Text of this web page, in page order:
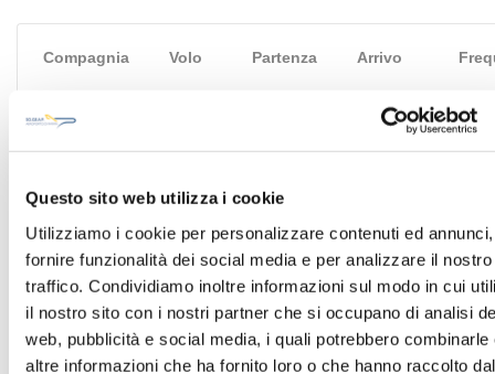
Questo sito web utilizza i cookie
Utilizziamo i cookie per personalizzare contenuti ed
fornire funzionalità dei social media e per analizzare il nostro
traffico. Condividiamo inoltre informazioni sul modo in cui
il nostro sito con i nostri partner che si occupano di analisi
web, pubblicità e social media, i quali potrebbero combinarle
altre informazioni che ha fornito loro o che hanno raccolto
Compagnia Volo Partenza Arrivo
PMO 20:45 - - -
Periodo: dal 29/03/2026 al 24/10/2026
Compagnia Volo Partenza Arrivo
FR 9483 PMF 12:00 PMO 13:25 - - -G-